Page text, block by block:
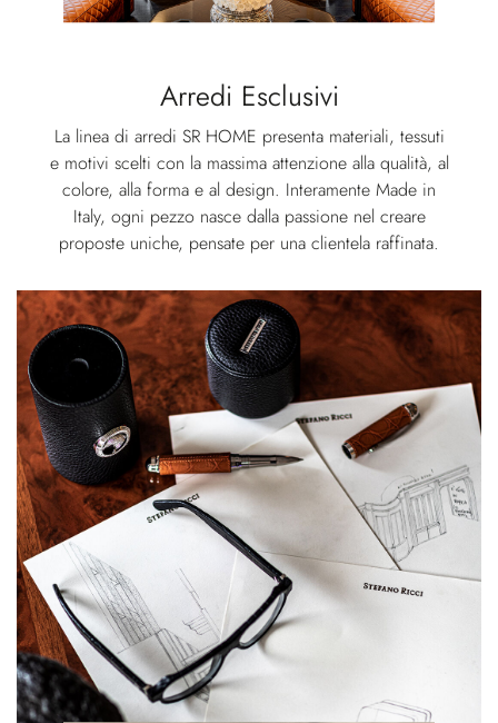
Arredi Esclusivi
La linea di arredi SR HOME presenta materiali, tessuti
e motivi scelti con la massima attenzione alla qualità, al
colore, alla forma e al design. Interamente Made in
Italy, ogni pezzo nasce dalla passione nel creare
proposte uniche, pensate per una clientela raffinata.